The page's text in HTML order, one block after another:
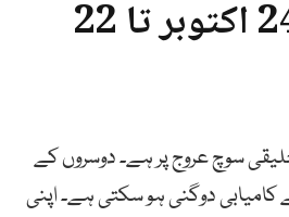
عقرب (24 اکتوبر تا 22
سوچ عروج پر ہے۔ دوسروں کے
دوگنی ہو سکتی ہے۔ اپنی